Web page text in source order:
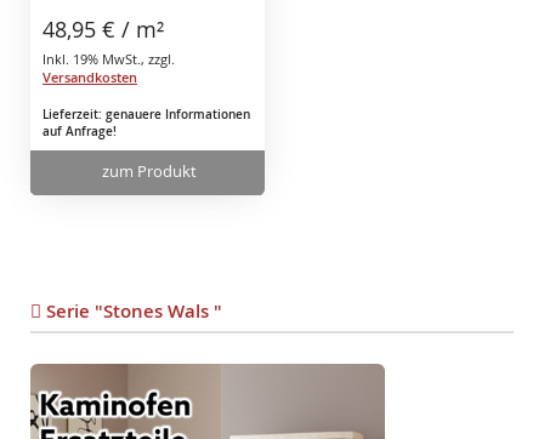
48,95 € / m²
Inkl. 19% MwSt. , zzgl.
Versandkosten
Lieferzeit: genauere Informationen
auf Anfrage!
zum Produkt
Serie "Stones Wals "